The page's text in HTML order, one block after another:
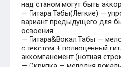
над станом могут быть
— Гитара.Табы(Легкие) —
вариант предыдущего для
освоения.
— Гитара&Вокал.Табы —
с текстом + полноценный
аккомпанемент (нотная